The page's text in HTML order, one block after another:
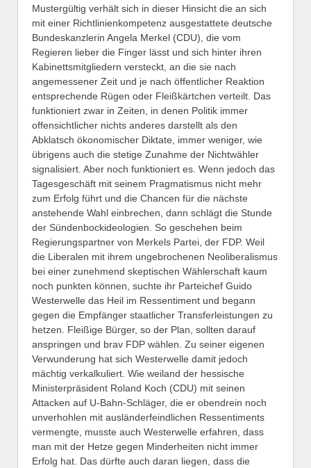
Mustergültig verhält sich in dieser Hinsicht die an sich
mit einer Richtlinienkompetenz ausgestattete deutsche
Bundeskanzlerin Angela Merkel (CDU), die vom
Regieren lieber die Finger lässt und sich hinter ihren
Kabinettsmitgliedern versteckt, an die sie nach
angemessener Zeit und je nach öffentlicher Reaktion
entsprechende Rügen oder Fleißkärtchen verteilt. Das
funktioniert zwar in Zeiten, in denen Politik immer
offensichtlicher nichts anderes darstellt als den
Abklatsch ökonomischer Diktate, immer weniger, wie
übrigens auch die stetige Zunahme der Nichtwähler
signalisiert. Aber noch funktioniert es. Wenn jedoch das
Tagesgeschäft mit seinem Pragmatismus nicht mehr
zum Erfolg führt und die Chancen für die nächste
anstehende Wahl einbrechen, dann schlägt die Stunde
der Sündenbockideologien. So geschehen beim
Regierungspartner von Merkels Partei, der FDP. Weil
die Liberalen mit ihrem ungebrochenen Neoliberalismus
bei einer zunehmend skeptischen Wählerschaft kaum
noch punkten können, suchte ihr Parteichef Guido
Westerwelle das Heil im Ressentiment und begann
gegen die Empfänger staatlicher Transferleistungen zu
hetzen. Fleißige Bürger, so der Plan, sollten darauf
anspringen und brav FDP wählen. Zu seiner eigenen
Verwunderung hat sich Westerwelle damit jedoch
mächtig verkalkuliert. Wie weiland der hessische
Ministerpräsident Roland Koch (CDU) mit seinen
Attacken auf U-Bahn-Schläger, die er obendrein noch
unverhohlen mit ausländerfeindlichen Ressentiments
vermengte, musste auch Westerwelle erfahren, dass
man mit der Hetze gegen Minderheiten nicht immer
Erfolg hat. Das dürfte auch daran liegen, dass die